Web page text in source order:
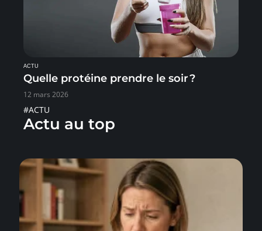
ACTU
Quelle protéine prendre le soir ?
12 mars 2026
#ACTU
Actu au top